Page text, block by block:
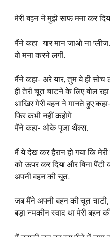
मेरी बहन ने मुझे साफ मना कर
मैंने कहा- यार मान जाओ ना प्लीज.
वो मना करने लगी.
मैंने कहा- अरे यार, तुम ये ही
ही तेरी चूत चाटने के लिए बोल
आखिर मेरी बहन ने मानते हुए
फिर कभी नहीं कहोगे.
मैंने कहा- ओके पूजा थैंक्स.
मैं ये देख कर हैरान हो गया कि
को ऊपर कर दिया और बिना
अपनी बहन की चूत.
जब मैंने अपनी बहन की चूत
बड़ा नमकीन स्वाद था मेरी बहन